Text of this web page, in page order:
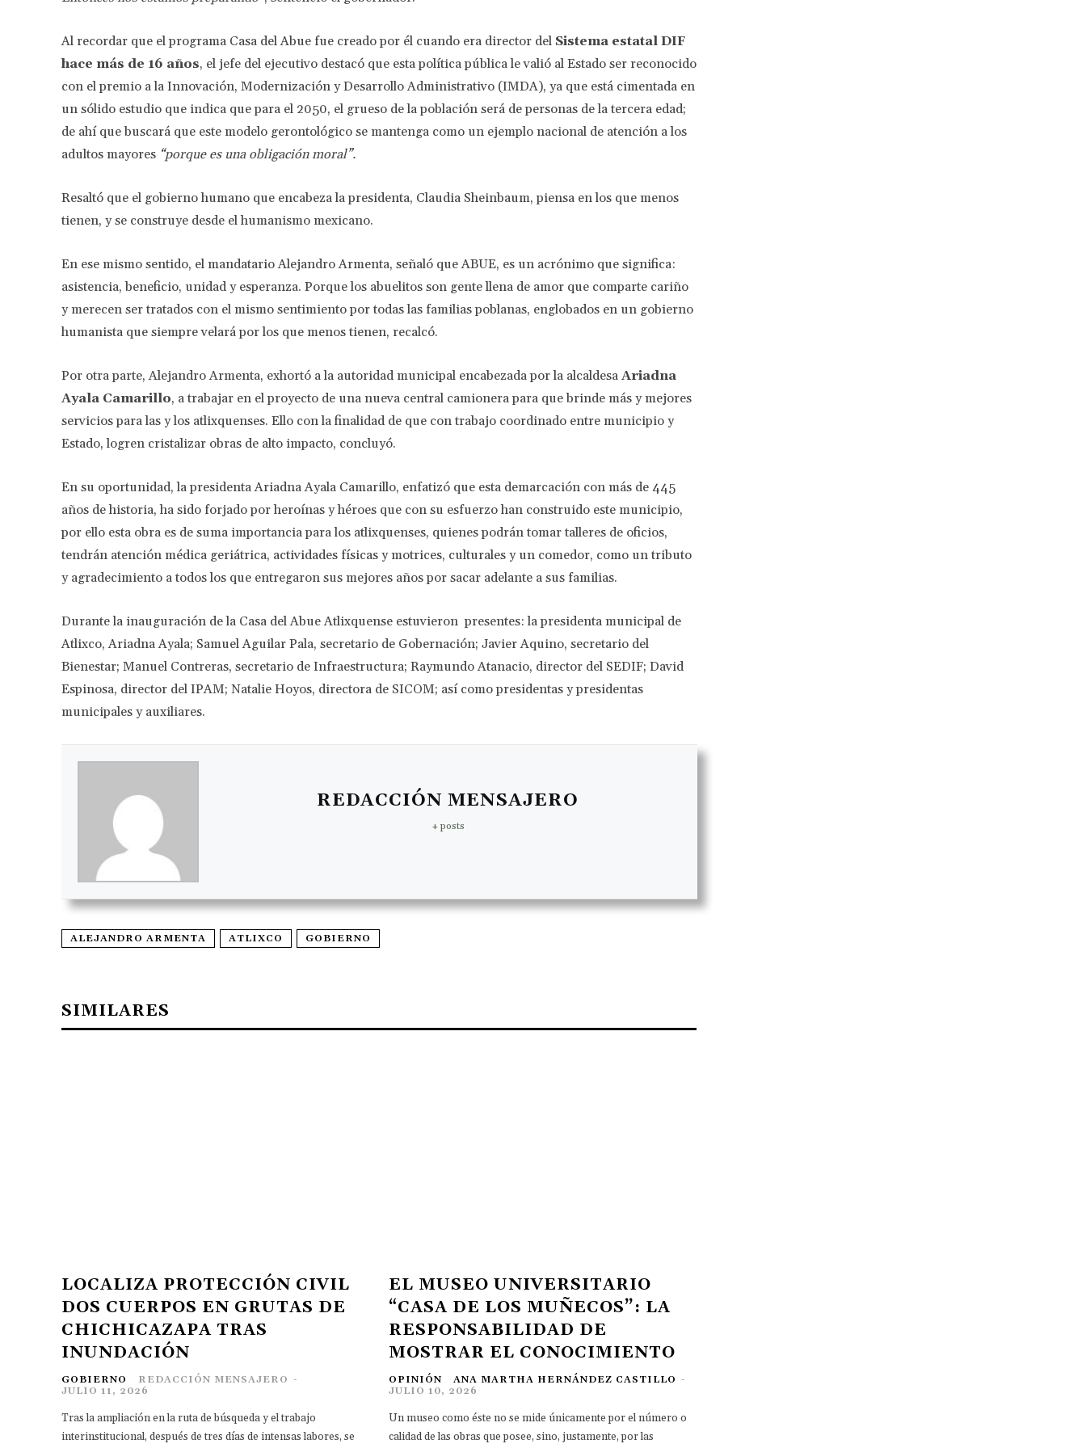
Al recordar que el programa Casa del Abue fue creado por él cuando era director del Sistema estatal DIF
hace más de 16 años, el jefe del ejecutivo destacó que esta política pública le valió al Estado ser reconocido
con el premio a la Innovación, Modernización y Desarrollo Administrativo (IMDA), ya que está cimentada en
un sólido estudio que indica que para el 2050, el grueso de la población será de personas de la tercera edad;
de ahí que buscará que este modelo gerontológico se mantenga como un ejemplo nacional de atención a los
adultos mayores “porque es una obligación moral”.
Resaltó que el gobierno humano que encabeza la presidenta, Claudia Sheinbaum, piensa en los que menos
tienen, y se construye desde el humanismo mexicano.
En ese mismo sentido, el mandatario Alejandro Armenta, señaló que ABUE, es un acrónimo que significa:
asistencia, beneficio, unidad y esperanza. Porque los abuelitos son gente llena de amor que comparte cariño
y merecen ser tratados con el mismo sentimiento por todas las familias poblanas, englobados en un gobierno
humanista que siempre velará por los que menos tienen, recalcó.
Por otra parte, Alejandro Armenta, exhortó a la autoridad municipal encabezada por la alcaldesa Ariadna
Ayala Camarillo, a trabajar en el proyecto de una nueva central camionera para que brinde más y mejores
servicios para las y los atlixquenses. Ello con la finalidad de que con trabajo coordinado entre municipio y
Estado, logren cristalizar obras de alto impacto, concluyó.
En su oportunidad, la presidenta Ariadna Ayala Camarillo, enfatizó que esta demarcación con más de 445
años de historia, ha sido forjado por heroínas y héroes que con su esfuerzo han construido este municipio,
por ello esta obra es de suma importancia para los atlixquenses, quienes podrán tomar talleres de oficios,
tendrán atención médica geriátrica, actividades físicas y motrices, culturales y un comedor, como un tributo
y agradecimiento a todos los que entregaron sus mejores años por sacar adelante a sus familias.
Durante la inauguración de la Casa del Abue Atlixquense estuvieron presentes: la presidenta municipal de
Atlixco, Ariadna Ayala; Samuel Aguilar Pala, secretario de Gobernación; Javier Aquino, secretario del
Bienestar; Manuel Contreras, secretario de Infraestructura; Raymundo Atanacio, director del SEDIF; David
Espinosa, director del IPAM; Natalie Hoyos, directora de SICOM; así como presidentas y presidentas
municipales y auxiliares.
REDACCIÓN MENSAJERO
+ posts
ALEJANDRO ARMENTA ATLIXCO GOBIERNO
SIMILARES
LOCALIZA PROTECCIÓN CIVIL
DOS CUERPOS EN GRUTAS DE
CHICHICAZAPA TRAS
INUNDACIÓN
GOBIERNO REDACCIÓN MENSAJERO -
JULIO 11, 2026
Tras la ampliación en la ruta de búsqueda y el trabajo
interinstitucional, después de tres días de intensas labores, se
EL MUSEO UNIVERSITARIO
“CASA DE LOS MUÑECOS”: LA
RESPONSABILIDAD DE
MOSTRAR EL CONOCIMIENTO
OPINIÓN ANA MARTHA HERNÁNDEZ CASTILLO -
JULIO 10, 2026
Un museo como éste no se mide únicamente por el número o
calidad de las obras que posee, sino, justamente, por las